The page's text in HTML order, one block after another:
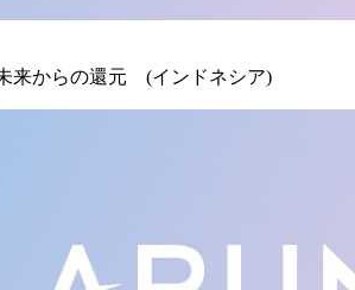
来からの還元 (インドネシア)